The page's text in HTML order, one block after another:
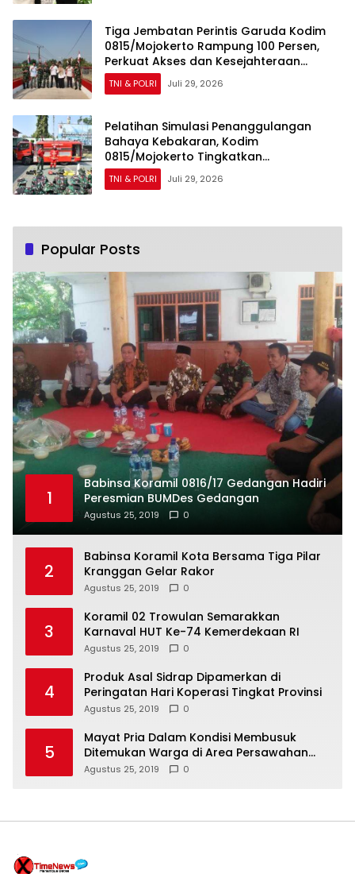
Tiga Jembatan Perintis Garuda Kodim
0815/Mojokerto Rampung 100 Persen,
Perkuat Akses dan Kesejahteraan
Warga
TNI & POLRI Juli 29, 2026
Pelatihan Simulasi Penanggulangan
Bahaya Kebakaran, Kodim
0815/Mojokerto Tingkatkan
Kesiapsiagaan Personel Hadapi Situasi
Darurat
TNI & POLRI Juli 29, 2026
Popular Posts
1
Babinsa Koramil 0816/17 Gedangan Hadiri
Peresmian BUMDes Gedangan
Agustus 25, 2019 0
2
Babinsa Koramil Kota Bersama Tiga Pilar
Kranggan Gelar Rakor
Agustus 25, 2019 0
3
Koramil 02 Trowulan Semarakkan
Karnaval HUT Ke-74 Kemerdekaan RI
Agustus 25, 2019 0
4
Produk Asal Sidrap Dipamerkan di
Peringatan Hari Koperasi Tingkat Provinsi
Agustus 25, 2019 0
5
Mayat Pria Dalam Kondisi Membusuk
Ditemukan Warga di Area Persawahan
Sidoarjo
Agustus 25, 2019 0